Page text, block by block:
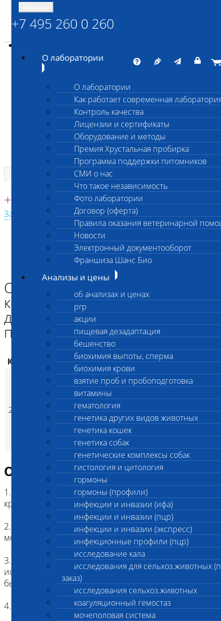
ШАНС БИО
Независимая ветеринарная лаборатория
Единая круглосуточная справочная
+7 495 260 0 260
Заказать звонок с сайта
+7 495 260 0 260
О лаборатории
О лаборатории
Как работает современная
Контроль качества
Лицензии и сертификаты
Оборудование и методы
Премия Хрустальная пробирка
Программа поддержки питомников
СМИ о нас
Что такое независимость
Фото лаборатории
Договор (оферта)
Правила оказания ветеринарной
Новости
Электронный документооборот
Франшиза Шанс Био
Анализы и цены
об анализах и ценах
prp
акции
пищевая дезадаптация
бешенство
биохимия выпоты, сперма
биохимия крови
взятие проб и пробоподготовка
витамины
гематология
генетика других видов животных
генетика кошек
генетика собак
генетические комплексы собак
гистология и цитология
гормоны
гормоны (профили)
инфекции и инвазии (ифа)
инфекции и инвазии (пцр)
инфекции и инвазии (экспресс)
инфекционные профили (пцр)
исследование кала
исследования для сельхоз.животных
заказ)
исследования сельхоз.животных
коагуляционный гемостаз
мочеполовая система
Главная страница
Анализы и цены
ГЕМАТОЛОГИЯ
Определение группы крови кошек и совместимости
донорской крови цельной для проведения переливания
Определение группы крови
кошек и совместимости
донорской крови цельной для
проведения переливания
Код Наименование услуг Цена, руб.
228
Определение группы
крови кошек и
совместимости
донорской крови
цельной для
проведения
переливания
4 700p (Время исполнения
Описание исследования
1. Цель исследования: определение группы
крови кошек перед проведением гемотрансфузии
2. Метод: реакция гемагглютинации с
моноклональными антителами
3. Форма заключения по результатам
исследования: в результате исследования могут
быть выявлены группы: А, В или АВ
4. Единицы измерения: не используются